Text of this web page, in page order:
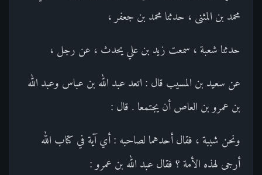
محمد بن المثنى ، حدثنا محمد بن جعفر ،
حدثنا شعبة ، سمعت زيد بن علي يحدث ، عن رجل ،
عن سعيد بن المسيب قال : اتعد عبد الله بن عباس وعبد الله
بن عمرو بن العاص أن يجتمعا . قال :
ونحن شببة ، فقال أحدهما لصاحبه : أي آية في كتاب الله
أرجى لهذه الأمة ؟ فقال عبد الله بن عمرو :